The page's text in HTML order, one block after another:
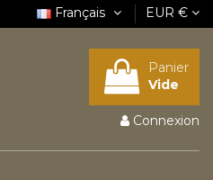
Français EUR €
Panier
Vide
Connexion